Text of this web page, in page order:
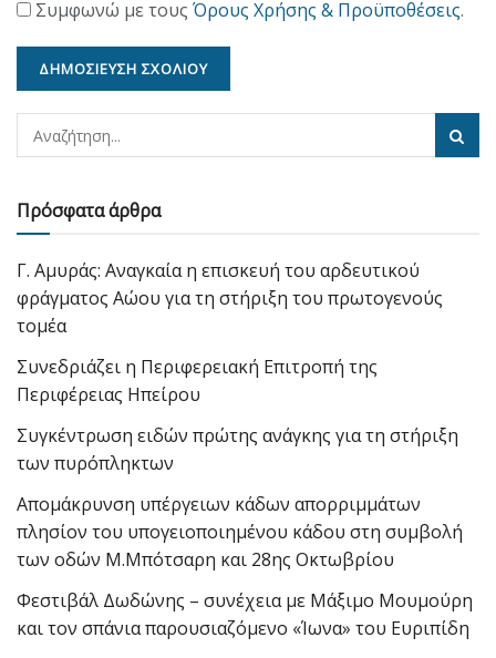
Συμφωνώ με τους Όρους Χρήσης & Προϋποθέσεις.
Πρόσφατα άρθρα
Γ. Αμυράς: Αναγκαία η επισκευή του αρδευτικού
φράγματος Αώου για τη στήριξη του πρωτογενούς
τομέα
Συνεδριάζει η Περιφερειακή Επιτροπή της
Περιφέρειας Ηπείρου
Συγκέντρωση ειδών πρώτης ανάγκης για τη στήριξη
των πυρόπληκτων
Απομάκρυνση υπέργειων κάδων απορριμμάτων
πλησίον του υπογειοποιημένου κάδου στη συμβολή
των οδών Μ.Μπότσαρη και 28ης Οκτωβρίου
Φεστιβάλ Δωδώνης – συνέχεια με Μάξιμο Μουμούρη
και τον σπάνια παρουσιαζόμενο «Ίωνα» του Ευριπίδη